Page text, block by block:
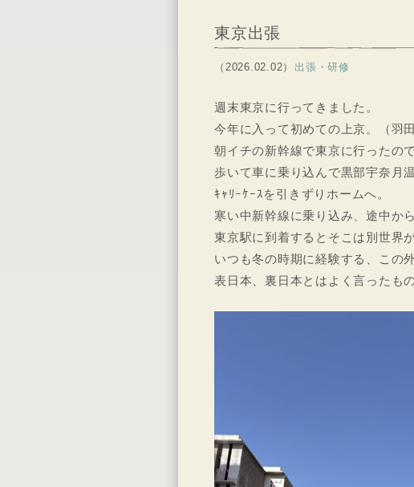
東京出張
（2026.02.02） 出張・研修
週末東京に行ってきました。
今年に入って初めての上京。（羽
朝イチの新幹線で東京に行ったの
歩いて車に乗り込んで黒部宇奈月
ｷｬﾘｰｹｰｽを引きずりホームへ。
寒い中新幹線に乗り込み、途中か
東京駅に到着するとそこは別世界
いつも冬の時期に経験する、この外
表日本、裏日本とはよく言ったもの